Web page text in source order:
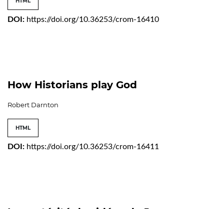
DOI: https://doi.org/10.36253/crom-16410
How Historians play God
Robert Darnton
HTML
DOI: https://doi.org/10.36253/crom-16411